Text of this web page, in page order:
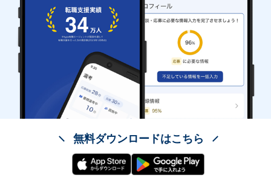
無料ダウンロードはこちら